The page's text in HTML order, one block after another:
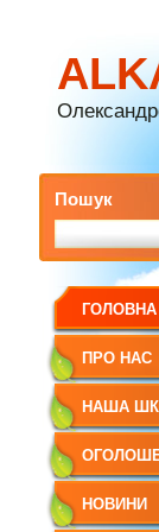
ГОЛОВНА
ПРО НАС
НАША
НОВИНИ
Пошук